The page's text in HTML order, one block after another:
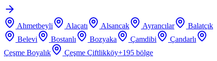
Ahmetbeyli Alaçatı Alsancak Ayrancılar
Balatçık
Belevi
Bostanlı Bozyaka Çamdibi
Çandarlı
Çeşme Boyalık
Çeşme Çiftlikköy+195 bölge